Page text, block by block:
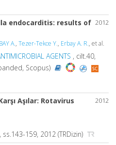
2012
endocarditis: results of
A., Tezer-Tekce Y., Erbay A. R., et al.
AGENTS , cilt.40,
Scopus)
2012
Aşılar: Rotavirus
ss.143-159, 2012 (TRDizin)